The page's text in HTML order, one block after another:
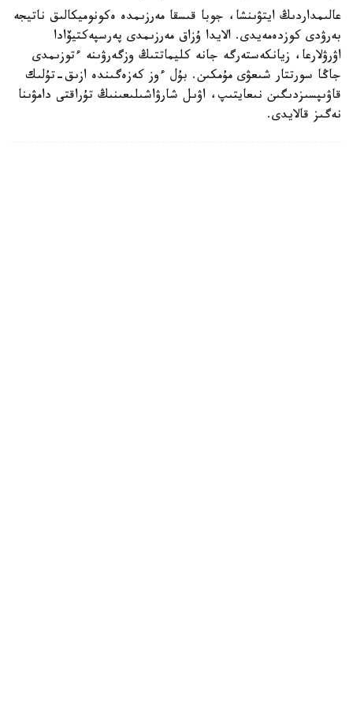
عالىمداردىڭ ايتۋىنشا، جوبا قىسقا مەرزىمدە ەكونوميكالىق ناتيجە
بەرۋدى كوزدەمەيدى. الايدا ۇزاق مەرزىمدى پەرسپەكتيۆادا
اۋرۋلارعا، زيانكەستەرگە جانە كليماتتىڭ وزگەرۋىنە ءتوزىمدى
جاڭا سورتتار شىعۋى مۇمكىن. بۇل ءوز كەزەگىندە ازىق-تۇلىك
قاۋىپسىزدىگىن نىعايتىپ، اۋىل شارۋاشىلىعىنىڭ تۇراقتى دامۋىنا
نەگىز قالايدى.